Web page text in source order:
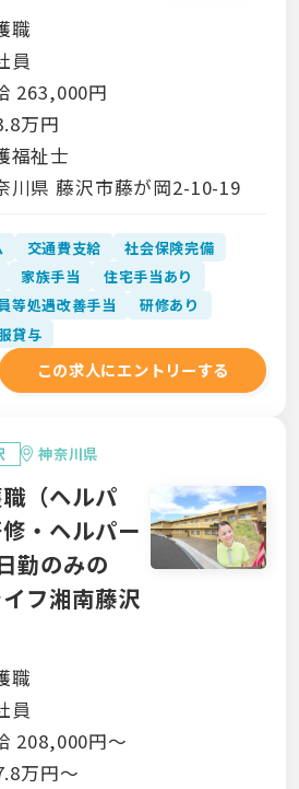
職
員
263,000円
万円
福祉士
川県 藤沢市藤が岡2-10-19
交通費支給
社会保険完備
家族手当
住宅手当あり
等処遇改善手当
研修あり
貸与
この求人にエントリーする
神奈川県
職（ヘルパ
・ヘルパー
勤のみの
フ湘南藤沢
職
員
208,000円〜
万円〜